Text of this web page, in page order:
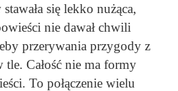
się lekko nużąca,
nie dawał chwili
przerywania przygody z
tle. Całość nie ma formy
To połączenie wielu